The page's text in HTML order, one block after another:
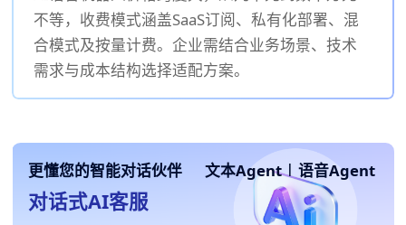
不等，收费模式涵盖SaaS订阅、私有化部署、混
合模式及按量计费。企业需结合业务场景、技术
需求与成本结构选择适配方案。
更懂您的智能对话伙伴 文本Agent | 语音Agent
对话式AI客服